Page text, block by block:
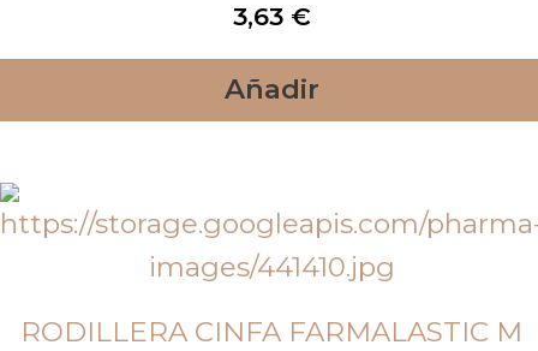
3,63 €
Añadir
RODILLERA CINFA FARMALASTIC M